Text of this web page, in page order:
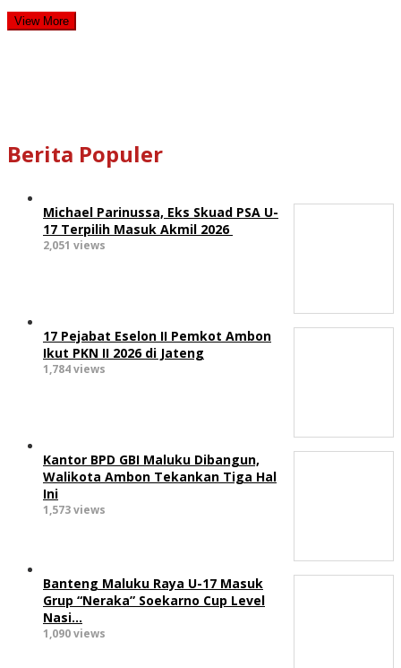
View More
Berita Populer
Michael Parinussa, Eks Skuad PSA U-
17 Terpilih Masuk Akmil 2026
2,051 views
17 Pejabat Eselon II Pemkot Ambon
Ikut PKN II 2026 di Jateng
1,784 views
Kantor BPD GBI Maluku Dibangun,
Walikota Ambon Tekankan Tiga Hal
Ini
1,573 views
Banteng Maluku Raya U-17 Masuk
Grup “Neraka” Soekarno Cup Level
Nasi…
1,090 views